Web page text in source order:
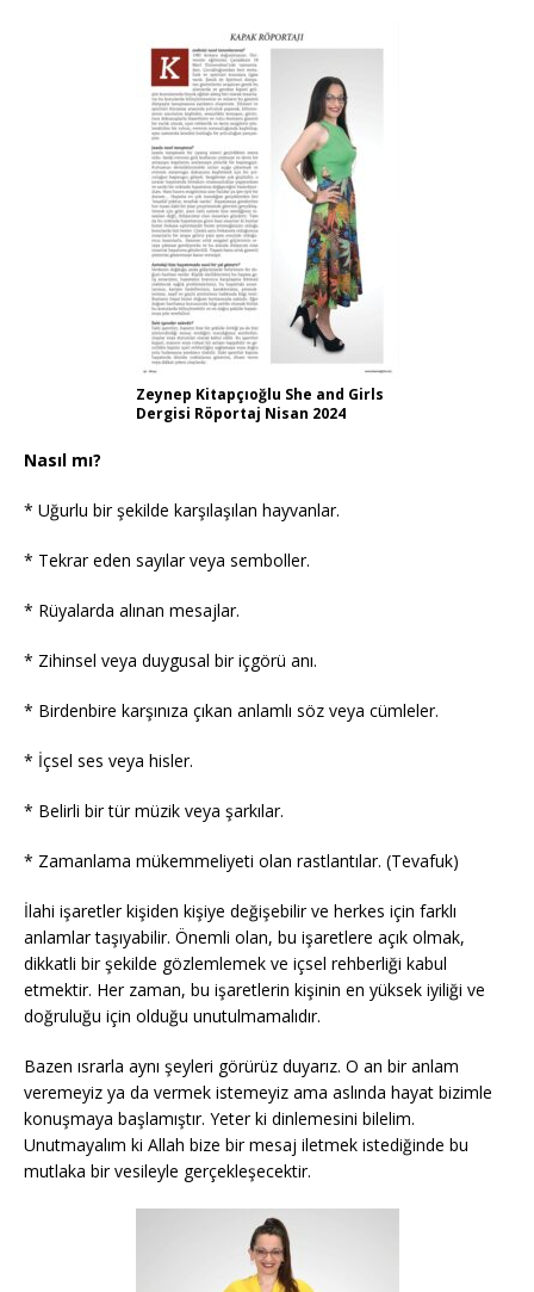
Zeynep Kitapçıoğlu She and Girls
Dergisi Röportaj Nisan 2024
Nasıl mı?
* Uğurlu bir şekilde karşılaşılan hayvanlar.
* Tekrar eden sayılar veya semboller.
* Rüyalarda alınan mesajlar.
* Zihinsel veya duygusal bir içgörü anı.
* Birdenbire karşınıza çıkan anlamlı söz veya cümleler.
* İçsel ses veya hisler.
* Belirli bir tür müzik veya şarkılar.
* Zamanlama mükemmeliyeti olan rastlantılar. (Tevafuk)
İlahi işaretler kişiden kişiye değişebilir ve herkes için farklı
anlamlar taşıyabilir. Önemli olan, bu işaretlere açık olmak,
dikkatli bir şekilde gözlemlemek ve içsel rehberliği kabul
etmektir. Her zaman, bu işaretlerin kişinin en yüksek iyiliği ve
doğruluğu için olduğu unutulmamalıdır.
Bazen ısrarla aynı şeyleri görürüz duyarız. O an bir anlam
veremeyiz ya da vermek istemeyiz ama aslında hayat bizimle
konuşmaya başlamıştır. Yeter ki dinlemesini bilelim.
Unutmayalım ki Allah bize bir mesaj iletmek istediğinde bu
mutlaka bir vesileyle gerçekleşecektir.